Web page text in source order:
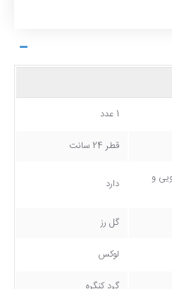
1 عدد
قطر 24 سانت
و
دارد
گل رز
لوکس